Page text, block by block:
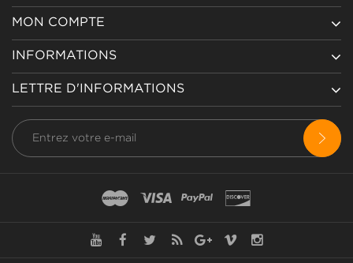
MON COMPTE
INFORMATIONS
LETTRE D'INFORMATIONS